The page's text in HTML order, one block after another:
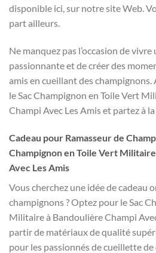
disponible ici, sur notre site Web.
part ailleurs.
Ne manquez pas l’occasion de
passionnante et de créer des
amis en cueillant des
le Sac Champignon en Toile Vert
Champi Avec Les Amis et partez à
Cadeau pour Ramasseur de
Champignon en Toile Vert
Avec Les Amis
Vous cherchez une idée de cadeau
champignons ? Optez pour le Sac
Militaire à Bandoulière Champi
partir de matériaux de qualité
pour les passionnés de cueillette